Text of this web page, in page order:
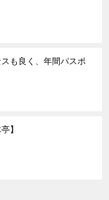
も良く、年間パスポ
】